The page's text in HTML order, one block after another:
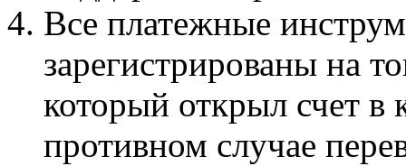
Все платежные
зарегистрированы на
который открыл счет в
противном случае